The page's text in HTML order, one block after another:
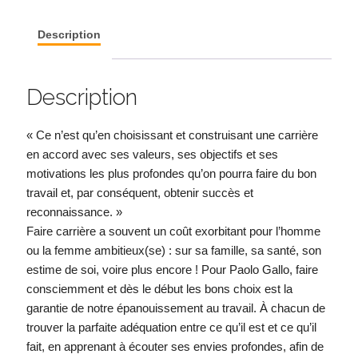
Description
Description
« Ce n’est qu’en choisissant et construisant une carrière
en accord avec ses valeurs, ses objectifs et ses
motivations les plus profondes qu’on pourra faire du bon
travail et, par conséquent, obtenir succès et
reconnaissance. »
Faire carrière a souvent un coût exorbitant pour l’homme
ou la femme ambitieux(se) : sur sa famille, sa santé, son
estime de soi, voire plus encore ! Pour Paolo Gallo, faire
consciemment et dès le début les bons choix est la
garantie de notre épanouissement au travail. À chacun de
trouver la parfaite adéquation entre ce qu’il est et ce qu’il
fait, en apprenant à écouter ses envies profondes, afin de